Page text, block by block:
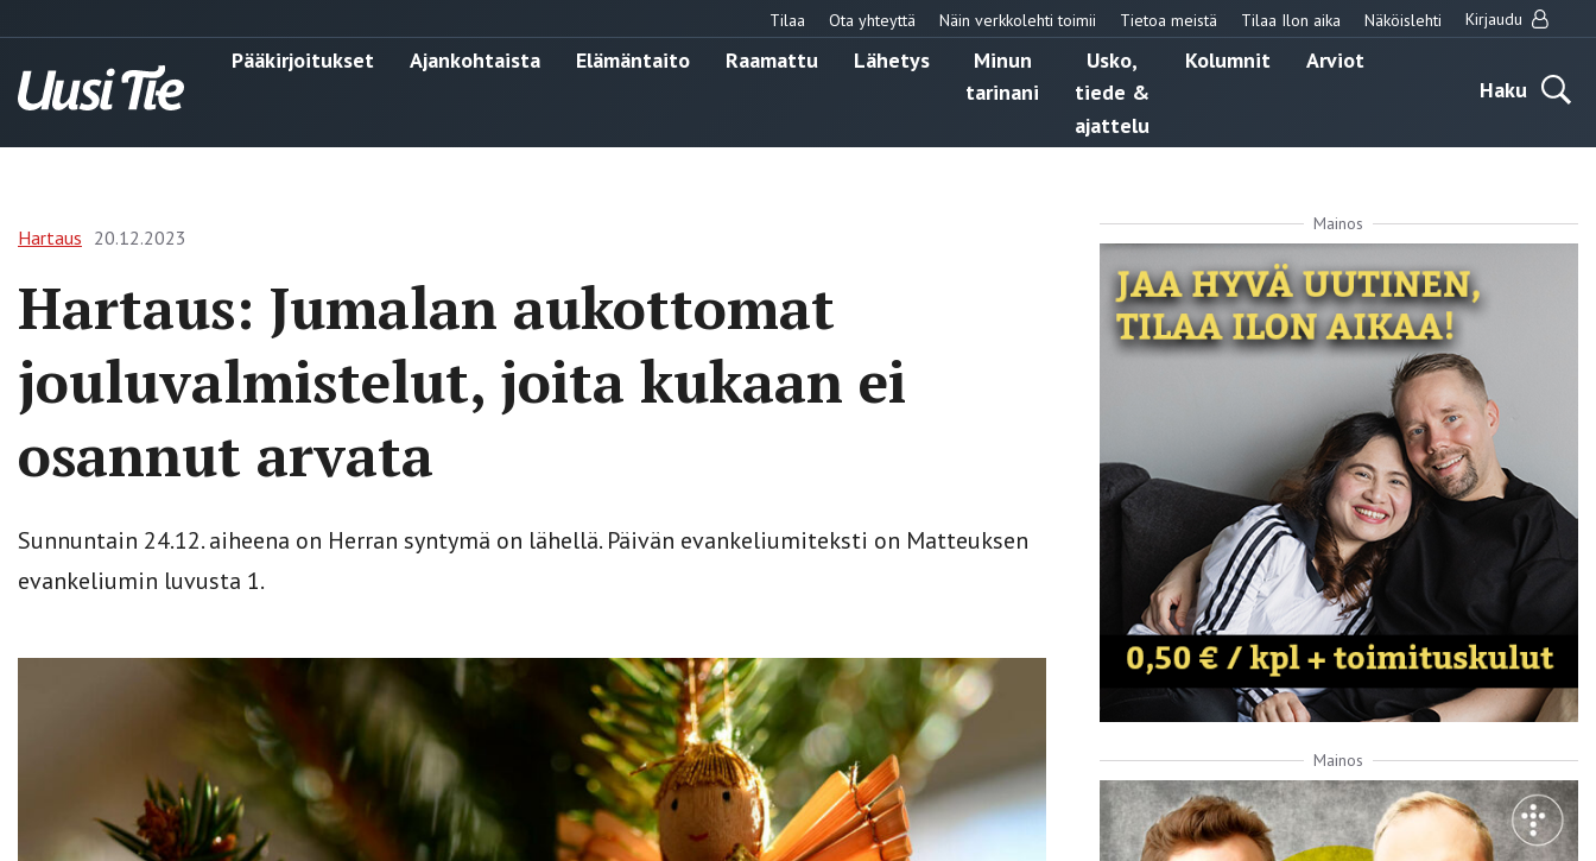
Tilaa Ota yhteyttä Näin verkkolehti toimii Tietoa meistä Tilaa Ilon aika Näköislehti Kirjaudu
Pääkirjoitukset Ajankohtaista Elämäntaito Raamattu Lähetys
Minun
tarinani
Usko,
tiede &
ajattelu
Kolumnit
Arviot
Haku
Hartaus 20.12.2023
Hartaus: Jumalan aukottomat
jouluvalmistelut, joita kukaan ei
osannut arvata
Sunnuntain 24.12. aiheena on Herran syntymä on lähellä. Päivän evankeliumiteksti on Matteuksen
evankeliumin luvusta 1.
Mainos
Mainos